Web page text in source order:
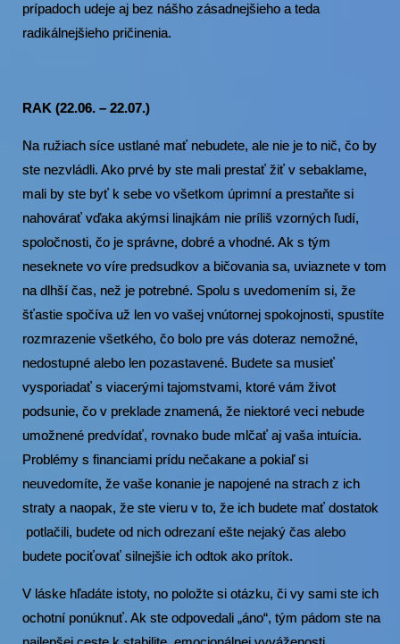
prípadoch udeje aj bez nášho zásadnejšieho a teda
radikálnejšieho pričinenia.
RAK (22.06. – 22.07.)
Na ružiach síce ustlané mať nebudete, ale nie je to nič, čo by
ste nezvládli. Ako prvé by ste mali prestať žiť v sebaklame,
mali by ste byť k sebe vo všetkom úprimní a prestaňte si
nahovárať vďaka akýmsi linajkám nie príliš vzorných ľudí,
spoločnosti, čo je správne, dobré a vhodné. Ak s tým
neseknete vo víre predsudkov a bičovania sa, uviaznete v tom
na dlhší čas, než je potrebné. Spolu s uvedomením si, že
šťastie spočíva už len vo vašej vnútornej spokojnosti, spustíte
rozmrazenie všetkého, čo bolo pre vás doteraz nemožné,
nedostupné alebo len pozastavené. Budete sa musieť
vysporiadať s viacerými tajomstvami, ktoré vám život
podsunie, čo v preklade znamená, že niektoré veci nebude
umožnené predvídať, rovnako bude mlčať aj vaša intuícia.
Problémy s financiami prídu nečakane a pokiaľ si
neuvedomíte, že vaše konanie je napojené na strach z ich
straty a naopak, že ste vieru v to, že ich budete mať dostatok
potlačili, budete od nich odrezaní ešte nejaký čas alebo
budete pociťovať silnejšie ich odtok ako prítok.
V láske hľadáte istoty, no položte si otázku, či vy sami ste ich
ochotní ponúknuť. Ak ste odpovedali „áno“, tým pádom ste na